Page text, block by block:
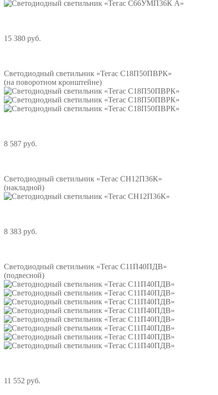
15 380 руб.
Светодиодный светильник «Тегас С18П50ПВРК»
(на поворотном кронштейне)
8 587 руб.
Светодиодный светильник «Тегас СН12П36К»
(накладной)
8 383 руб.
Светодиодный светильник «Тегас С11П40ПДВ»
(подвесной)
11 552 руб.